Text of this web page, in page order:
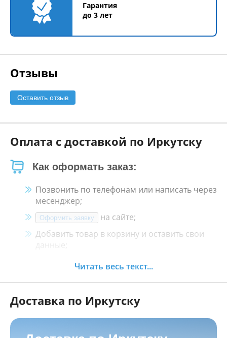
Гарантия
до 3 лет
Отзывы
Оставить отзыв
Оплата с доставкой по Иркутску
Как оформать заказ:
Позвонить по телефонам или написать через
месенджер;
Оформить заявку
на сайте;
Добавить товар в корзину и оставить свои
данные;
Менеджер свяжется с Вами в течение 30
Как оплатить:
Наличными, пластиковой картой, кредитной
картой и картой ХАЛВА в кассе нашего
Читать весь текст...
Доставка по Иркутску